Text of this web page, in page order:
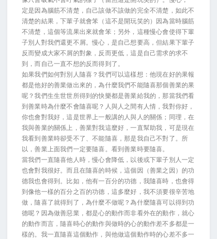
定是因為腦筋不清楚，自己該做不該做的完全不清楚，如此不
清楚的結果，下輩子就會笨（這不是開玩笑的）因為當時腦筋
不清楚，這個等流果出來就會笨；另外，這種慢心會使得下輩
子別人對我們還更不屑。慢心，是自己想要高，但結果下輩子
反而變成大家不屑的對象，反而更低，這是自己需求的求不
到，而自己一直不想的反而得到了。
如果我們如何對別人隨喜？我們可以這樣想：他現在好的果報
都是他好的善業做出來的，為什麼我們不能隨喜那個善業的果
呢？我們生生世世所得到的快樂都是善業給我的，那當我們看
到善業時為什麼不會隨喜呢？人與人之間有人情，我對你好，
你也會對我好，這是世界上一般講的人與人的關係；同理，在
我與善業的關係上，善業對我這麼好，一直幫助我，可是現在
我看到善業時卻受不了、不能隨喜，那是我自己不對了。所
以，善業上面我們一定要隨喜。看到善業時要隨喜。
當我們一直隨喜他人時，慢心會降低，以後或下輩子別人一定
也會對我很好。而且在隨喜的時候，這個因（善業之因）的功
德我也會得到。比如，他有一百分的功德，我隨喜時，也會得
到像他一樣的百分之百的功德，這多麼好，我不須要很辛苦地
做，隨喜了就得到了，為什麼不做呢？為什麼隨喜可以得到功
德呢？因為做善惡業，都是心的動作而非看外在的動作，就心
的動作而言，隨喜時心的動作與做時的心的動作差不多都是一
樣的。我一直隨喜這個動作，與他做這個動作時的心差不多一